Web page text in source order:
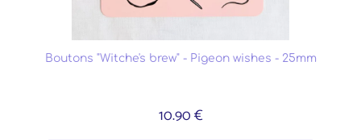
Boutons "Witche's brew" - Pigeon wishes - 25mm
10.90 €